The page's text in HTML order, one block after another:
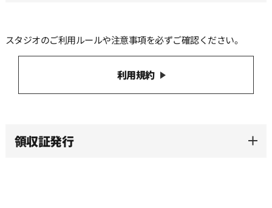
スタジオのご利用ルールや注意事項を必ずご確認ください。
利用規約
領収証発行